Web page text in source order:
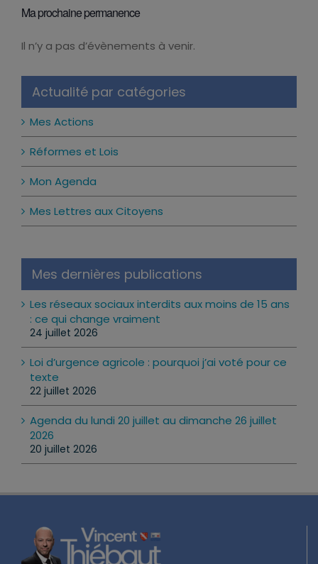
Ma prochaine permanence
Notice
Il n’y a pas d’évènements à venir.
Actualité par catégories
Mes Actions
Réformes et Lois
Mon Agenda
Mes Lettres aux Citoyens
Mes dernières publications
Les réseaux sociaux interdits aux moins de 15 ans
: ce qui change vraiment
24 juillet 2026
Loi d’urgence agricole : pourquoi j’ai voté pour ce
texte
22 juillet 2026
Agenda du lundi 20 juillet au dimanche 26 juillet
2026
20 juillet 2026